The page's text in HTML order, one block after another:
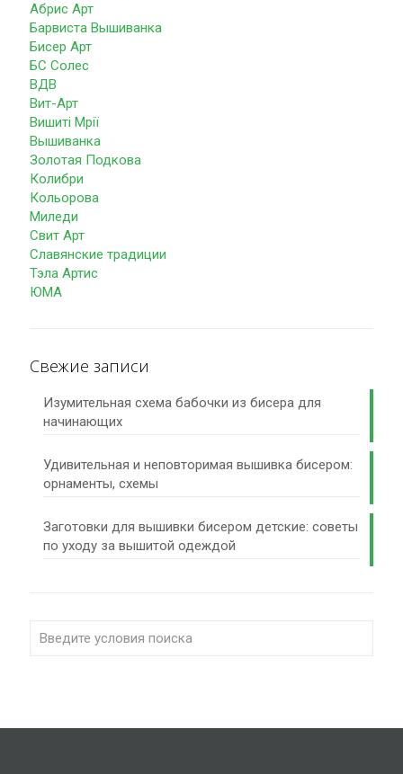
Абрис Арт
Барвиста Вышиванка
Бисер Арт
БС Солес
ВДВ
Вит-Арт
Вишиті Мрії
Вышиванка
Золотая Подкова
Колибри
Кольорова
Миледи
Свит Арт
Славянские традиции
Тэла Артис
ЮМА
Свежие записи
Изумительная схема бабочки из бисера для
начинающих
Удивительная и неповторимая вышивка бисером:
орнаменты, схемы
Заготовки для вышивки бисером детские: советы
по уходу за вышитой одеждой